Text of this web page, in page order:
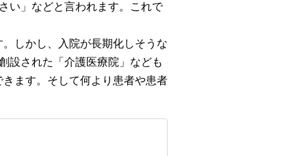
い」などと言われます。これで
しかし、入院が長期化しそうな
設された「介護医療院」なども
ます。そして何より患者や患者